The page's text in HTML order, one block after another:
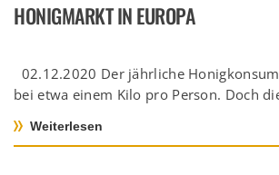
HONIGMARKT IN EUROPA
02.12.2020 Der jährliche
bei etwa einem Kilo pro Person. Doch
Weiterlesen